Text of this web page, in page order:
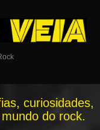
curiosidades,
do rock.